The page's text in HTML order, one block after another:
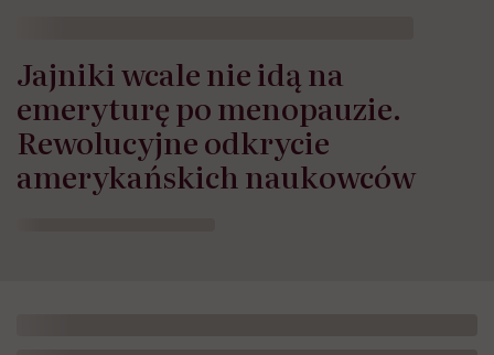
Jajniki wcale nie idą na
emeryturę po menopauzie.
Rewolucyjne odkrycie
amerykańskich naukowców